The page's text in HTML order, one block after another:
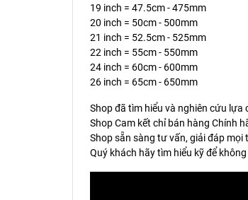
19 inch = 47.5cm - 475mm
20 inch = 50cm - 500mm
21 inch = 52.5cm - 525mm
22 inch = 55cm - 550mm
24 inch = 60cm - 600mm
26 inch = 65cm - 650mm
Shop đã tìm hiểu và nghiên cứu
Shop Cam kết chỉ bán hàng Chính
Shop sẵn sàng tư vấn, giải đáp
Quý khách hãy tìm hiểu kỹ để